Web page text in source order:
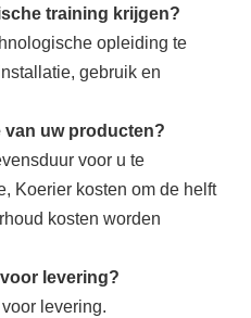
training krijgen?
opleiding te
gebruik en
van uw producten?
voor u te
Koerier kosten om de helft
kosten worden
levering?
levering.